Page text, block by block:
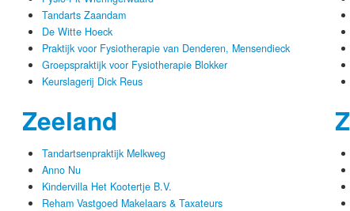
Tandarts Zaandam
De Witte Hoeck
Praktijk voor Fysiotherapie van Denderen, Mensendieck
Groepspraktijk voor Fysiotherapie Blokker
Keurslagerij Dick Reus
Zeeland
Tandartsenpraktijk Melkweg
Anno Nu
Kindervilla Het Kootertje B.V.
Reham Vastgoed Makelaars & Taxateurs